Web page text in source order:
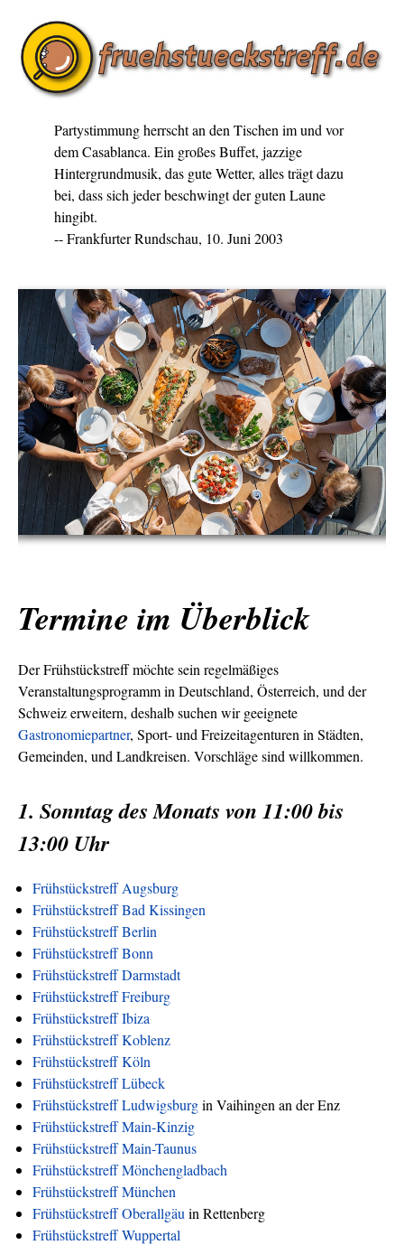
Partystimmung herrscht an den Tischen im und vor
dem Casablanca. Ein großes Buffet, jazzige
Hintergrundmusik, das gute Wetter, alles trägt dazu
bei, dass sich jeder beschwingt der guten Laune
hingibt.
-- Frankfurter Rundschau, 10. Juni 2003
Termine im Überblick
Der Frühstückstreff möchte sein regelmäßiges
Veranstaltungsprogramm in Deutschland, Österreich, und der
Schweiz erweitern, deshalb suchen wir geeignete
Gastronomiepartner, Sport- und Freizeitagenturen in Städten,
Gemeinden, und Landkreisen. Vorschläge sind willkommen.
1. Sonntag des Monats von 11:00 bis
13:00 Uhr
Frühstückstreff Augsburg
Frühstückstreff Bad Kissingen
Frühstückstreff Berlin
Frühstückstreff Bonn
Frühstückstreff Darmstadt
Frühstückstreff Freiburg
Frühstückstreff Ibiza
Frühstückstreff Koblenz
Frühstückstreff Köln
Frühstückstreff Lübeck
Frühstückstreff Ludwigsburgin Vaihingen an der Enz
Frühstückstreff Main-Kinzig
Frühstückstreff Main-Taunus
Frühstückstreff Mönchengladbach
Frühstückstreff München
Frühstückstreff Oberallgäu in Rettenberg
Frühstückstreff Wuppertal